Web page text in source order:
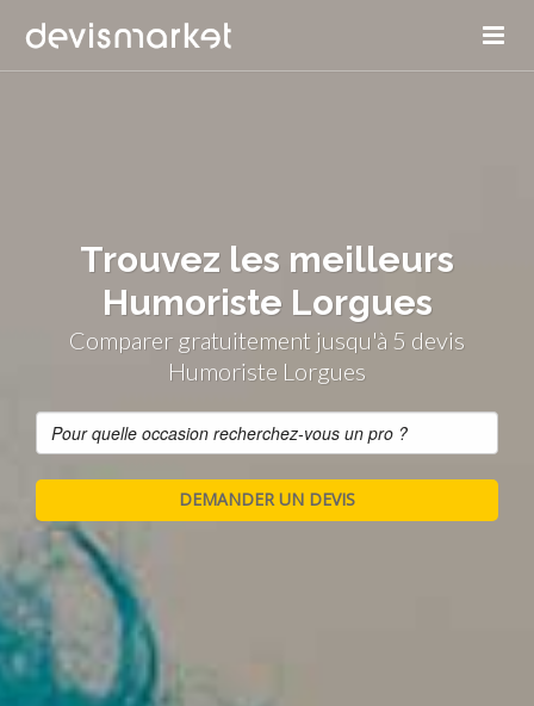
Trouvez les meilleurs
Humoriste Lorgues
Comparer gratuitement jusqu'à 5 devis
Humoriste Lorgues